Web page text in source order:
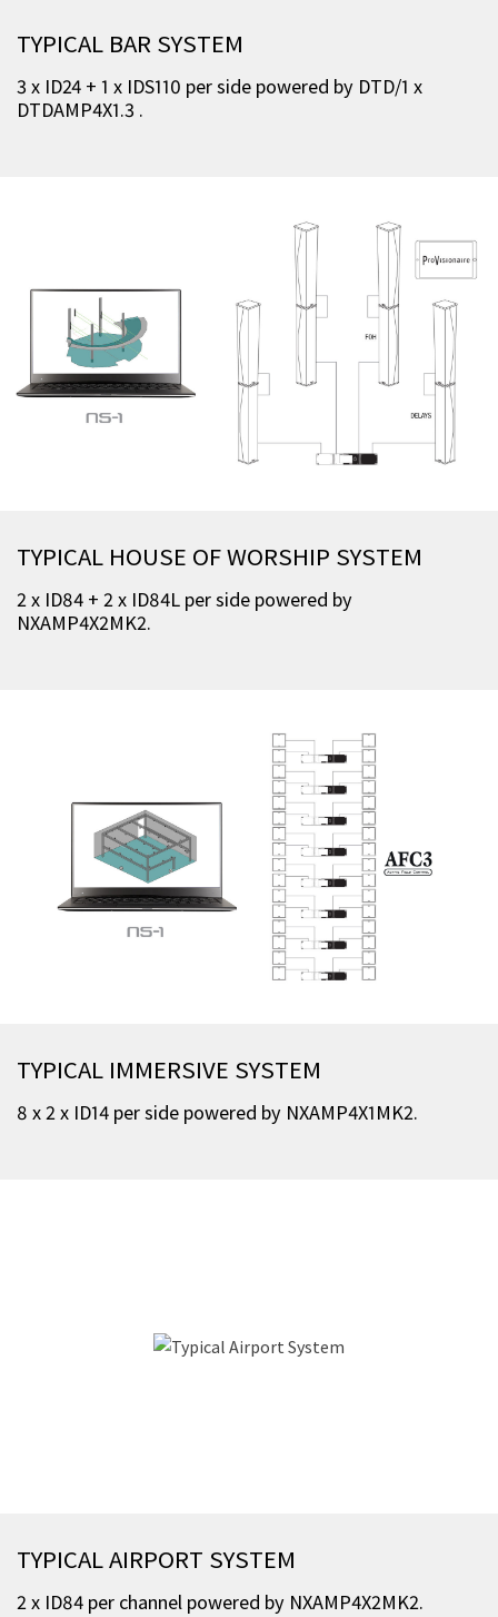
TYPICAL BAR SYSTEM
3 x ID24 + 1 x IDS110 per side powered by DTD/1 x
DTDAMP4X1.3 .
TYPICAL HOUSE OF WORSHIP SYSTEM
2 x ID84 + 2 x ID84L per side powered by
NXAMP4X2MK2.
TYPICAL IMMERSIVE SYSTEM
8 x 2 x ID14 per side powered by NXAMP4X1MK2.
TYPICAL AIRPORT SYSTEM
2 x ID84 per channel powered by NXAMP4X2MK2.